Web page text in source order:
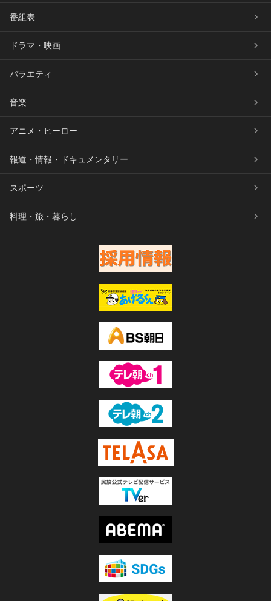
番組表
ドラマ・映画
バラエティ
音楽
アニメ・ヒーロー
報道・情報・ドキュメンタリー
スポーツ
料理・旅・暮らし